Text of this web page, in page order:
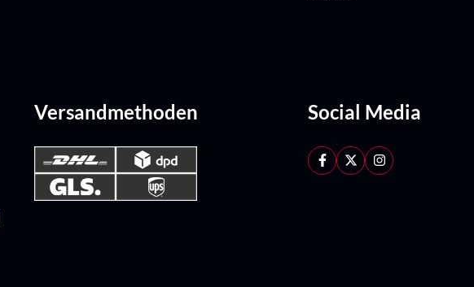
Versandmethoden Social Media